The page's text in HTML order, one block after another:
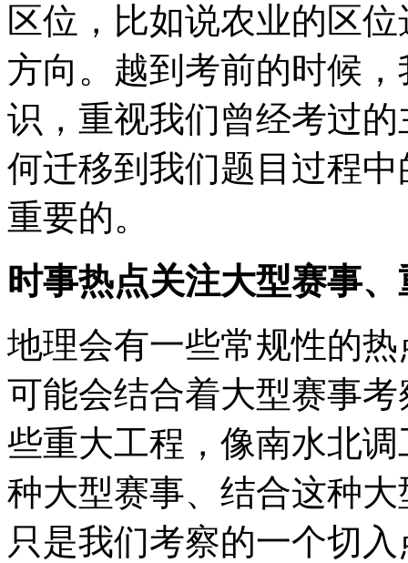
区位，比如说农业的区
方向。越到考前的时候
识，重视我们曾经考过
何迁移到我们题目过程
重要的。
时事热点关注大型赛事
地理会有一些常规性的
可能会结合着大型赛事
些重大工程，像南水北
种大型赛事、结合这种
只是我们考察的一个切